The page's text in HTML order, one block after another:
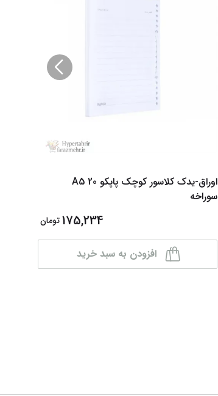
اوراق-یدک کلاسور کوچک پاپکو A5 20
سوراخه
175,234تومان
افزودن به سبد خرید